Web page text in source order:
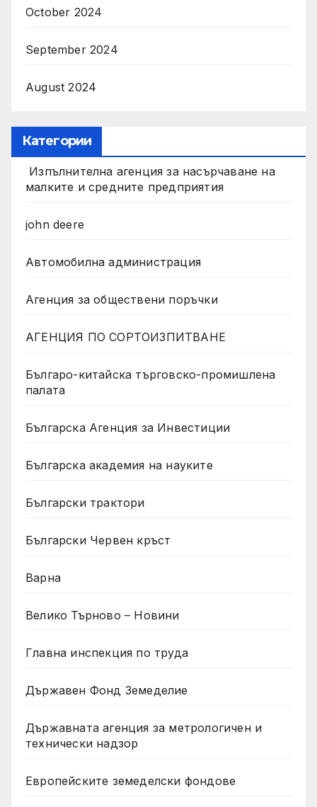
October 2024
September 2024
August 2024
Категории
Изпълнителна агенция за насърчаване на
малките и средните предприятия
john deere
Автомобилна администрация
Агенция за обществени поръчки
АГЕНЦИЯ ПО СОРТОИЗПИТВАНЕ
Българо-китайска търговско-промишлена
палата
Българска Агенция за Инвестиции
Българска академия на науките
Български трактори
Български Червен кръст
Варна
Велико Търново – Новини
Главна инспекция по труда
Държавен Фонд Земеделие
Държавната агенция за метрологичен и
технически надзор
Европейските земеделски фондове